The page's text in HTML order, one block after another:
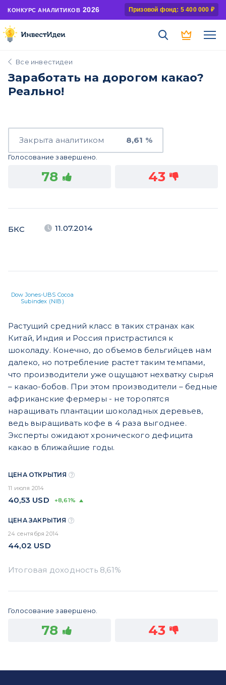
КОНКУРС АНАЛИТИКОВ 2026 Призовой фонд: 5 400 000 ₽
Все инвестидеи
Заработать на дорогом какао?
Реально!
Закрыта аналитиком 8,61 %
Голосование завершено.
78 43
БКС 11.07.2014
Dow Jones-UBS Cocoa
Subindex (NIB)
Растущий средний класс в таких странах как
Китай, Индия и Россия пристрастился к
шоколаду. Конечно, до объемов бельгийцев нам
далеко, но потребление растет таким темпами,
что производители уже ощущают нехватку сырья
– какао-бобов. При этом производители – бедные
африканские фермеры - не торопятся
наращивать плантации шоколадных деревьев,
ведь выращивать кофе в 4 раза выгоднее.
Эксперты ожидают хронического дефицита
какао в ближайшие годы.
ЦЕНА ОТКРЫТИЯ
11 июля 2014
40,53 USD +8,61%
ЦЕНА ЗАКРЫТИЯ
24 сентября 2014
44,02 USD
Голосование завершено.
78 43